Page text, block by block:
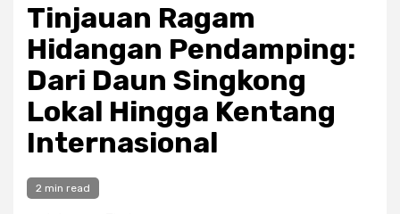
Tinjauan Ragam
Hidangan Pendamping:
Dari Daun Singkong
Lokal Hingga Kentang
Internasional
2 min read